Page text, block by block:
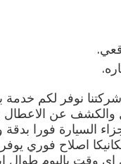
نوفر لكم خدمة
والكشف عن الاعطال
السيارة فورا
اصلاح فوري
وقت باليوم طوال